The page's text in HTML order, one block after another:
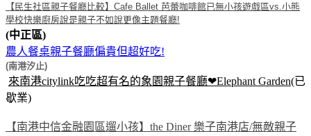
【民生社區親子餐廳比較】Cafe Ballet 芭蕾咖啡館已無小孩遊戲區vs.小熊
學校快樂廚房說是親子不如說更像主題餐廳!
(中正區)
農人餐桌親子餐廳偏貴但超好吃!
(南港汐止)
來南港citylink吃吃超有名的象園親子餐廳❤Elephant Garden(已
歇業)
【南港中信金融園區遛小孩】the Diner 樂子南港店/無敵親子